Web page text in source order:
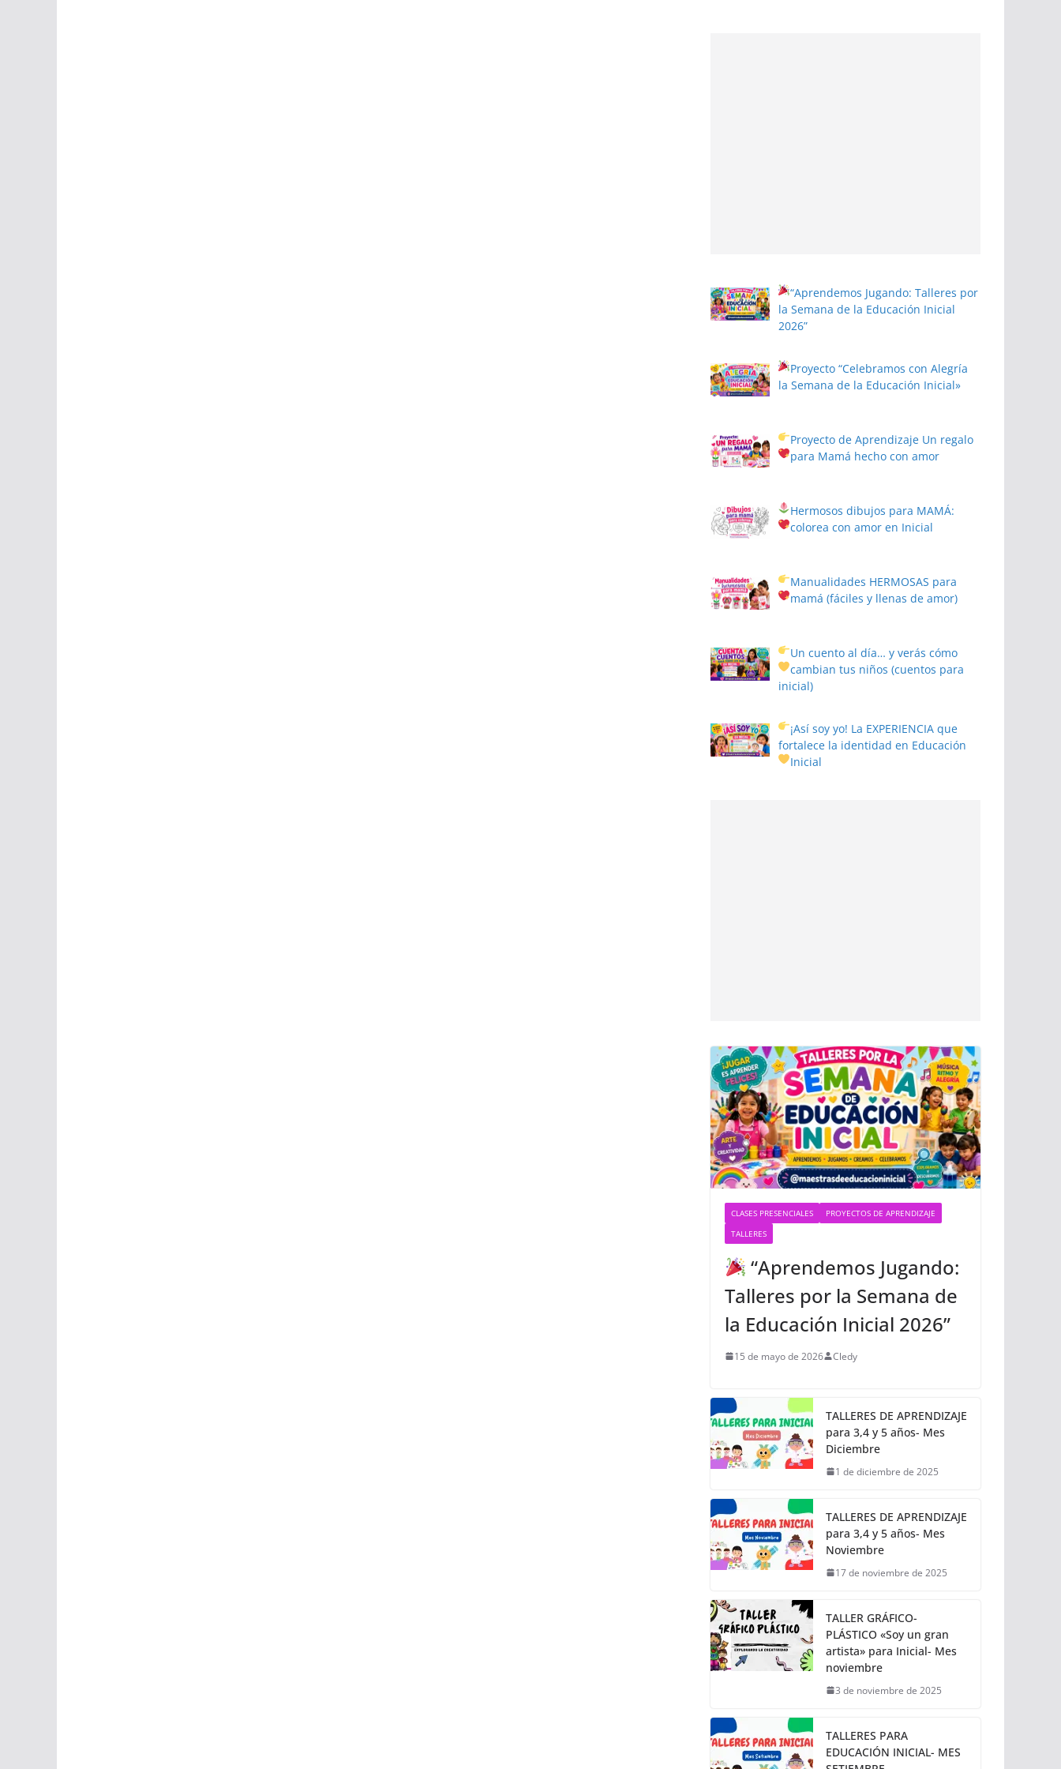
“Aprendemos Jugando: Talleres por
la Semana de la Educación Inicial
2026”
Proyecto“Celebramos con Alegría
la Semana de la Educación Inicial»
Proyecto de Aprendizaje Un regalo
para Mamá hecho con amor
Hermosos dibujos para MAMÁ:
colorea con amor en Inicial
Manualidades HERMOSAS para
mamá (fáciles y llenas de amor)
Un cuento al día… y verás cómo
cambian tus niños(cuentos para
inicial)
¡Así soy yo! La EXPERIENCIA que
fortalece la identidad en Educación
Inicial
CLASES PRESENCIALES
PROYECTOS DE APRENDIZAJE
TALLERES
“Aprendemos Jugando:
Talleres por la Semana de
la Educación Inicial 2026”
15 de mayo de 2026 Cledy
TALLERES DE APRENDIZAJE
para 3,4 y 5 años- Mes
Diciembre
1 de diciembre de 2025
TALLERES DE APRENDIZAJE
para 3,4 y 5 años- Mes
Noviembre
17 de noviembre de 2025
TALLER GRÁFICO-
PLÁSTICO «Soy un gran
artista» para Inicial- Mes
noviembre
3 de noviembre de 2025
TALLERES PARA
EDUCACIÓN INICIAL- MES